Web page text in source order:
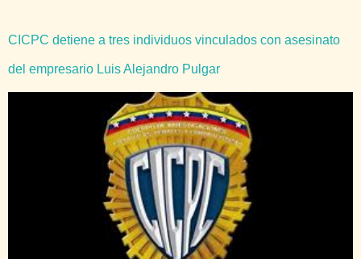
CICPC detiene a tres individuos vinculados con asesinato
del empresario Luis Alejandro Pulgar